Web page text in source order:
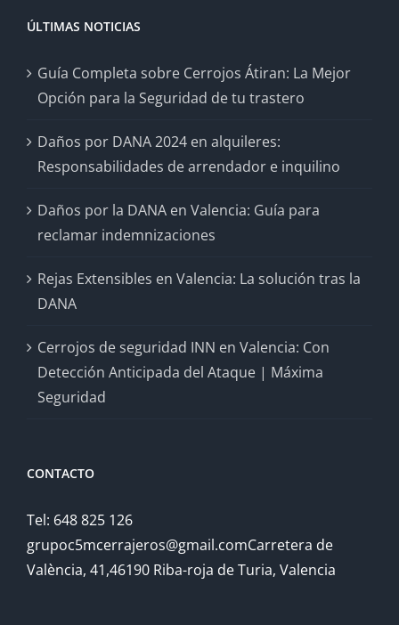
ÚLTIMAS NOTICIAS
Guía Completa sobre Cerrojos Átiran: La Mejor
Opción para la Seguridad de tu trastero
Daños por DANA 2024 en alquileres:
Responsabilidades de arrendador e inquilino
Daños por la DANA en Valencia: Guía para
reclamar indemnizaciones
Rejas Extensibles en Valencia: La solución tras la
DANA
Cerrojos de seguridad INN en Valencia: Con
Detección Anticipada del Ataque | Máxima
Seguridad
CONTACTO
Tel: 648 825 126
grupoc5mcerrajeros@gmail.comCarretera de
València, 41,46190 Riba-roja de Turia, Valencia